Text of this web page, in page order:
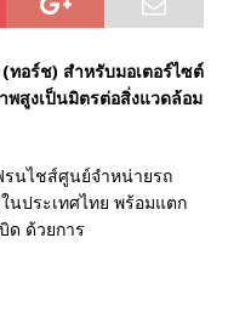
(ทอร์ช) สำหรับมอเตอร์ไซต์
สูงเป็นมิตรต่อสิ่งแวดล้อม
รนไชส์ศูนย์จำหน่ายรถ
นประเทศไทย พร้อมแตก
ด ด้วยการ